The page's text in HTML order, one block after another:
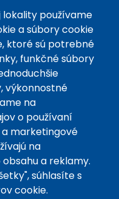
voliteľne
používame
a súbory cookie
ktoré sú potrebné
funkčné súbory
výkonnostné
na
o používaní
marketingové
na
a reklamy.
súhlasíte s
cookie.